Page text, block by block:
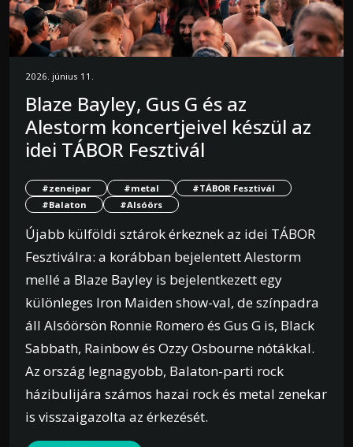
2026. június 11.
Blaze Bayley, Gus G és az
Alestorm koncertjeivel készül az
idei TÁBOR Fesztivál
#zeneipar #metal
#TÁBOR Fesztivál
#Balaton
#Alsóörs
Újabb külföldi sztárok érkeznek az idei TÁBOR
Fesztiválra: a korábban bejelentett Alestorm
mellé a Blaze Bayley is bejelentkezett egy
különleges Iron Maiden show-val, de színpadra
áll Alsóörsön Ronnie Romero és Gus G is, Black
Sabbath, Rainbow és Ozzy Osbourne nótákkal.
Az ország legnagyobb, Balaton-parti rock
házibulijára számos hazai rock és metal zenekar
is visszaigazolta az érkezését.